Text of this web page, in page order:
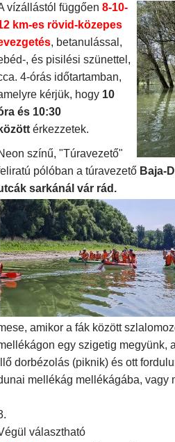
vízállástól függően 8-10-
km-es rövid-közepes
, betanulással,
, és pisilési szünettel,
4-órás időtartamban,
kérjük, hogy 10
és 10:30
között érkezzetek.
színű, "Túravezető"
pólóban a túravezető Baja-
sarkánál vár rád.
amikor a fák között
egy szigetig megyünk,
dorbézolás (piknik) és ott
mellékág mellékágába, vagy
választható